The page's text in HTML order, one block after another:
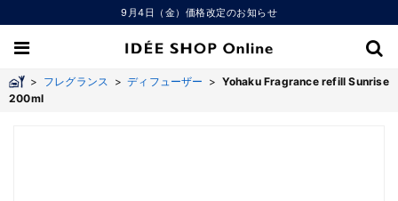
9月4日（金）価格改定のお知らせ
> フレグランス >ディフューザー > Yohaku Fragrance refill Sunrise
200ml